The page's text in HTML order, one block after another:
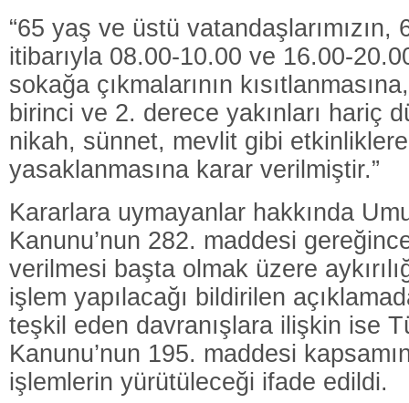
“65 yaş ve üstü vatandaşlarımızın,
itibarıyla 08.00-10.00 ve 16.00-
sokağa çıkmalarının
birinci ve 2. derece yakınları hariç
nikah, sünnet, mevlit gibi etkinliklere
yasaklanmasına karar verilmiştir.”
Kararlara uymayanlar hakkında
Kanunu’nun 282. maddesi
verilmesi başta olmak üzere
işlem yapılacağı bildirilen
teşkil eden davranışlara ilişkin ise
Kanunu’nun 195. maddesi
işlemlerin yürütüleceği ifade edildi.